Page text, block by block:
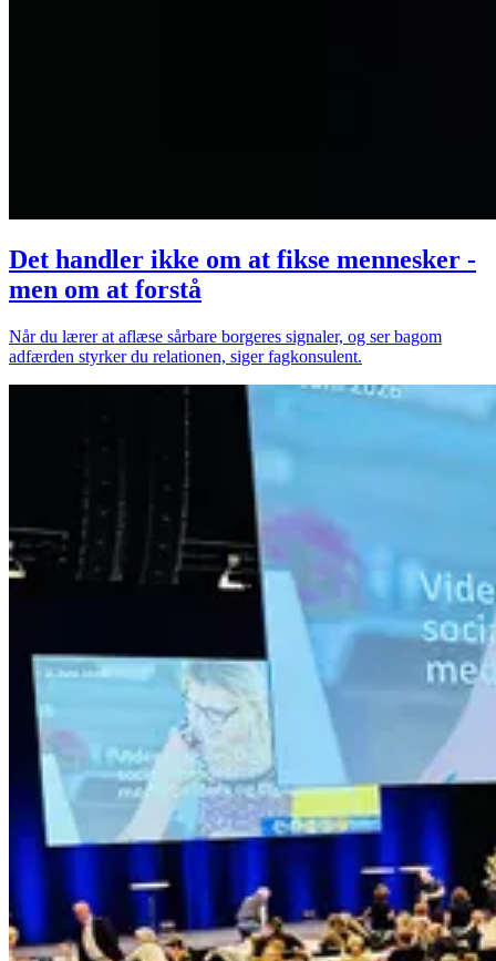
Det handler ikke om at fikse mennesker -
men om at forstå
Når du lærer at aflæse sårbare borgeres signaler, og ser bagom
adfærden styrker du relationen, siger fagkonsulent.